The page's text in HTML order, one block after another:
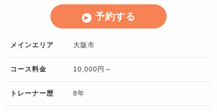
予約する
メインエリア 大阪市
コース料金 10,000円～
トレーナー歴 8年